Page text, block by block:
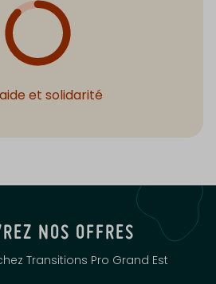
et solidarité
NOS OFFRES
Transitions Pro Grand Est